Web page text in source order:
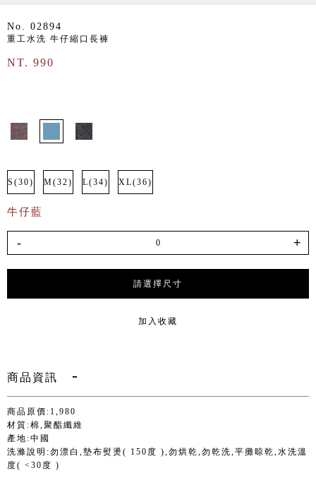
No. 02894
重工水洗 牛仔縮口長褲
NT. 990
S(30) M(32) L(34) XL(36)
牛仔藍
- +
請選擇尺寸
加入收藏
商品資訊
商品原價:1,980
材質:棉,聚酯纖維
產地:中國
洗滌說明:勿漂白,墊布熨燙( 150度 ),勿烘乾,勿乾洗,平攤晾乾,水洗溫
度( <30度 )